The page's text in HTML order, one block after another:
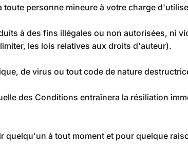
personne mineure à votre charge
à des fins illégales ou non autorisées, ni
les lois relatives aux droits d'auteur).
de virus ou tout code de nature
des Conditions entraînera la résiliation
quelqu'un à tout moment et pour quelque